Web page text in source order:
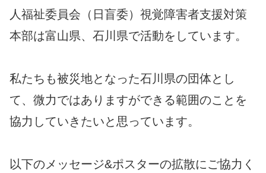
人福祉委員会（日盲委）視覚障害者支援対策
本部は富山県、石川県で活動をしています。
私たちも被災地となった石川県の団体とし
て、微力ではありますができる範囲のことを
協力していきたいと思っています。
以下のメッセージ&ポスターの拡散にご協力く